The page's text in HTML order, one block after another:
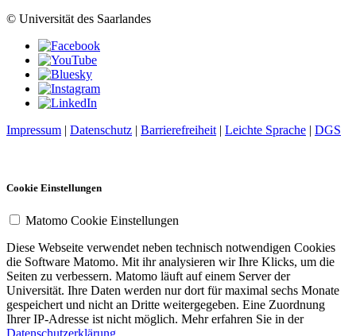
© Universität des Saarlandes
Impressum | Datenschutz | Barrierefreiheit | Leichte Sprache | DGS
Cookie Einstellungen
Matomo Cookie Einstellungen
Diese Webseite verwendet neben technisch notwendigen Cookies
die Software Matomo. Mit ihr analysieren wir Ihre Klicks, um die
Seiten zu verbessern. Matomo läuft auf einem Server der
Universität. Ihre Daten werden nur dort für maximal sechs Monate
gespeichert und nicht an Dritte weitergegeben. Eine Zuordnung
Ihrer IP-Adresse ist nicht möglich. Mehr erfahren Sie in der